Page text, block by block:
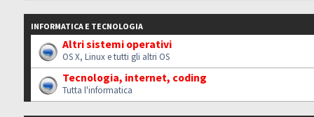
INFORMATICA E TECNOLOGIA
Altri sistemi operativi
OS X, Linux e tutti gli altri OS
Tecnologia, internet, coding
Tutta l'informatica